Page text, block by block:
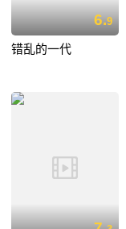
6.9
错乱的一代